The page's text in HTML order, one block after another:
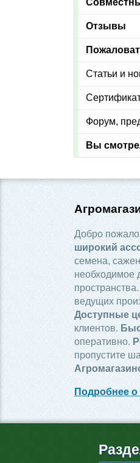
Отзывы
Статьи и
Форум,
Вы
Добро
широкий
семена,
необходимое
ведущих
Доступные
клиентов.
оперативно.
пропустите
Подробнее